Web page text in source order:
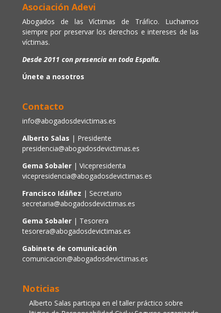
Asociación Adevi
Abogados de las Víctimas de Tráfico. Luchamos
siempre por preservar los derechos e intereses de las
víctimas.
Desde 2011 con presencia en toda España.
Únete a nosotros
Contacto
info@abogadosdevictimas.es
Alberto Salas | Presidente
presidencia@abogadosdevictimas.es
Gema Sobaler | Vicepresidenta
vicepresidencia@abogadosdevictimas.es
Francisco Idáñez | Secretario
secretaria@abogadosdevictimas.es
Gema Sobaler| Tesorera
tesorera@abogadosdevictimas.es
Gabinete de comunicación
comunicacion@abogadosdevictimas.es
Noticias
Alberto Salas participa en el taller práctico sobre